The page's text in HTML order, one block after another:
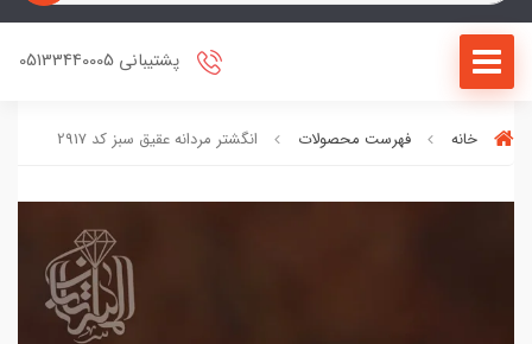
پشتیبانی 05133440005
خانه فهرست محصولات انگشتر مردانه عقیق سبز کد 2917